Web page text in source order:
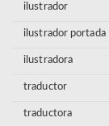
ilustrador
ilustrador portada
ilustradora
traductor
traductora